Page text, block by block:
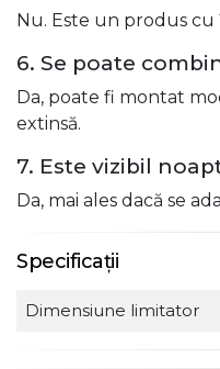
Nu. Este un produs
6. Se poate
Da, poate fi montat
extinsă.
7. Este vizibil
Da, mai ales dacă se
Specificații
Dimensiune limitator